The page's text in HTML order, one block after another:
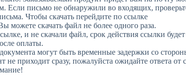
Если письмо не обнаружили во входящих,
Чтобы скачать перейдите по ссылке
можете скачать файл не более одного раза.
и не скачали файл, срок действия ссылки
оплаты.
могут быть временные задержки со
приходит сразу, пожалуйста ожидайте ответа от